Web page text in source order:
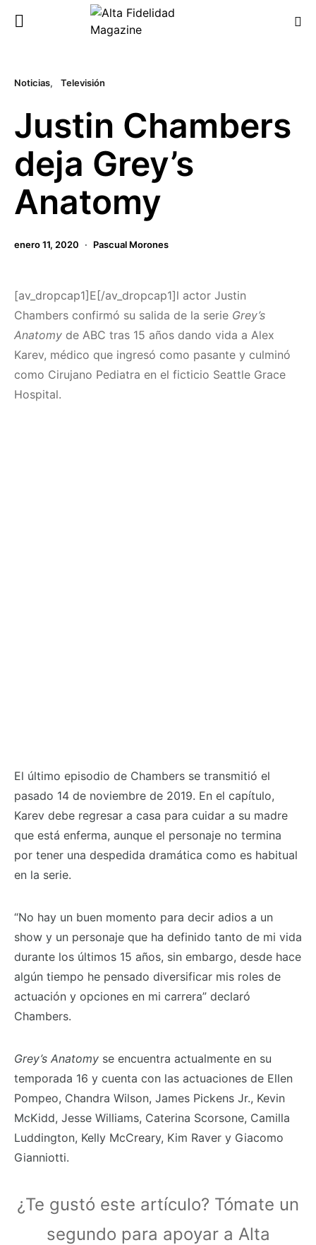
Noticias Televisión
Justin Chambers
deja Grey’s
Anatomy
enero 11, 2020 Pascual Morones
[av_dropcap1]E[/av_dropcap1]l actor Justin
Chambers confirmó su salida de la serie Grey’s
Anatomy de ABC tras 15 años dando vida a Alex
Karev, médico que ingresó como pasante y culminó
como Cirujano Pediatra en el ficticio Seattle Grace
Hospital.
El último episodio de Chambers se transmitió el
pasado 14 de noviembre de 2019. En el capítulo,
Karev debe regresar a casa para cuidar a su madre
que está enferma, aunque el personaje no termina
por tener una despedida dramática como es habitual
en la serie.
“No hay un buen momento para decir adios a un
show y un personaje que ha definido tanto de mi vida
durante los últimos 15 años, sin embargo, desde hace
algún tiempo he pensado diversificar mis roles de
actuación y opciones en mi carrera” declaró
Chambers.
Grey’s Anatomy se encuentra actualmente en su
temporada 16 y cuenta con las actuaciones de Ellen
Pompeo, Chandra Wilson, James Pickens Jr., Kevin
McKidd, Jesse Williams, Caterina Scorsone, Camilla
Luddington, Kelly McCreary, Kim Raver y Giacomo
Gianniotti.
¿Te gustó este artículo? Tómate un
segundo para apoyar a Alta